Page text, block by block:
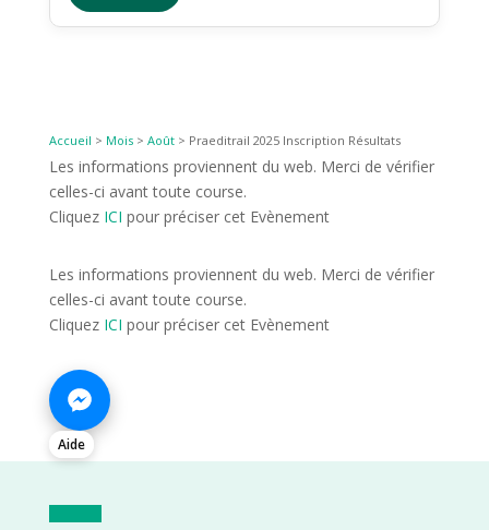
Accueil > Mois> Août> Praeditrail 2025 Inscription Résultats
Les informations proviennent du web. Merci de vérifier
celles-ci avant toute course.
Cliquez ICI pour préciser cet Evènement
Les informations proviennent du web. Merci de vérifier
celles-ci avant toute course.
Cliquez ICI pour préciser cet Evènement
Aide